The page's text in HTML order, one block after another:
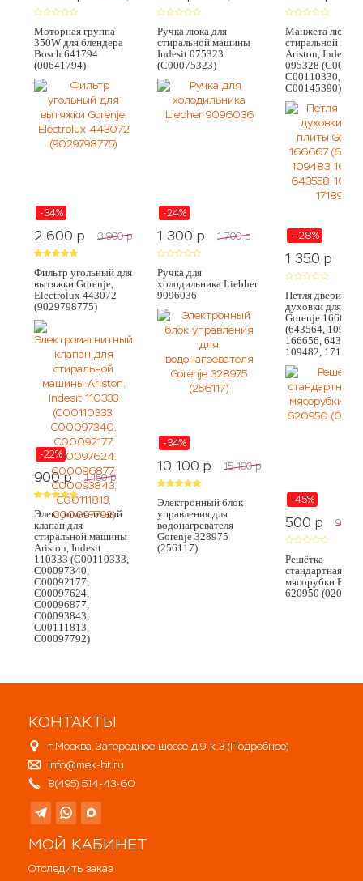
Моторная группа
350W для блендера
Bosch 641794
(00641794)
-34%
2 600 p 3 900 p
Фильтр угольный для
вытяжки Gorenje,
Electrolux 443072
(9029798775)
-22%
900p 1 150 p
Электромагнитный
клапан для
стиральной машины
Ariston, Indesit
110333 (C00110333,
C00097340,
C00092177,
C00097624,
C00096877,
C00093843,
C00111813,
C00097792)
Ручка люка для
стиральной машины
Indesit 075323
(C00075323)
-24%
1 300 p 1 700 p
Ручка для
холодильника Liebher
9096036
-34%
10 100 p 15 100 p
Электронный блок
управления для
водонагревателя
Gorenje 328975
(256117)
Манжета люка
стиральной
Ariston, Indesit
095328
C00110330,
C00145390)
--28%
1 350 p
Петля двери
духовки для
Gorenje 166667
(643564, 109483,
166656, 643558,
109482, 171891)
-45%
500 p 900
Решётка
стандартная для
мясорубки
620950 (020469)
КОНТАКТЫ
г.Москва, Загородное шоссе д.9, к.3 (Подробнее)
info@mek-bt.ru
8(495) 514-43-60
МОЙ КАБИНЕТ
Отследить заказ